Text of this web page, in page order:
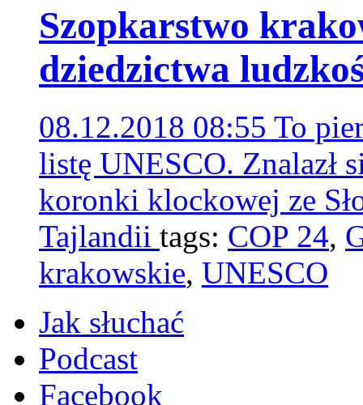
Szopkarstwo
dziedzictwa
08.12.2018 08:55 To
listę UNESCO. Znalazł
koronki klockowej ze
Tajlandii tags: COP 24,
krakowskie, UNESCO
Jak słuchać
Podcast
Facebook